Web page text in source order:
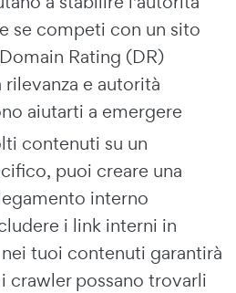
se competi con un sito
Rating (DR)
e autorità
aiutarti a emergere
contenuti su un
puoi creare una
interno
i link interni in
tuoi contenuti garantirà
crawler possano trovarli